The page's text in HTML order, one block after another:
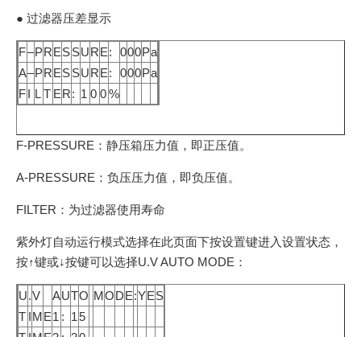
● 过滤器压差显示
F–PRESSURE: 000Pa
A–PRESSURE: 000Pa
FI LT ER: 1 0 0%
F-PRESSURE：静压箱压力值，即正压值。
A-PRESSURE：负压压力值，即负压值。
FILTER：为过滤器使用寿命
紫外灯自动运行模式选择在此页面下按设置键进入设置状态，
按↑键或↓按键可以选择U.V AUTO MODE：
U.V AUTO MODE:YES
T IME1 : 15